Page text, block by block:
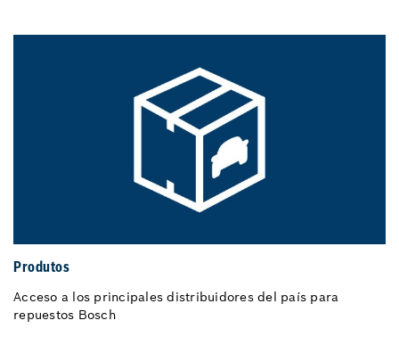
Produtos
Acceso a los principales distribuidores del país para
repuestos Bosch